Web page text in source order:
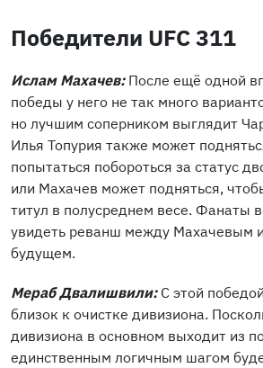
Победители UFC 311
Ислам Махачев:После ещё одной
победы у него не так много
но лучшим соперником выглядит
Илья Топурия также может
попытаться побороться за статус
или Махачев может подняться,
титул в полусреднем весе. Фанаты
увидеть реванш между Махачевым
будущем.
Мераб Двалишвили:С этой
близок к очистке дивизиона.
дивизиона в основном выходит из
единственным логичным шагом